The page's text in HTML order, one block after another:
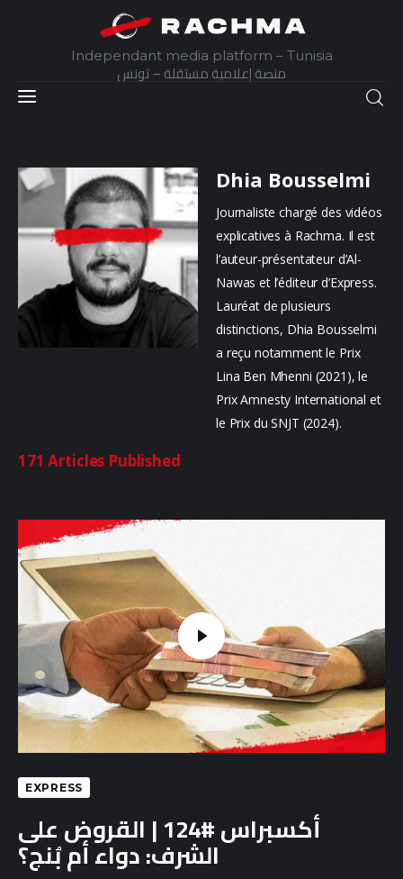
Independant media platform – Tunisia
منصة إعلامية مستقلة – تونس
Daily
Explainer
Interviews
Articles
Images
Dhia Bousselmi
Journaliste chargé des vidéos
explicatives à Rachma. Il est
l’auteur-présentateur d’Al-
Nawas et l’éditeur d’Express.
Lauréat de plusieurs
distinctions, Dhia Bousselmi
a reçu notamment le Prix
Lina Ben Mhenni (2021), le
Prix Amnesty International et
le Prix du SNJT (2024).
171 Articles Published
EXPRESS
أكسبراس #124 | القروض على
الشرف: دواء أم بُنج؟